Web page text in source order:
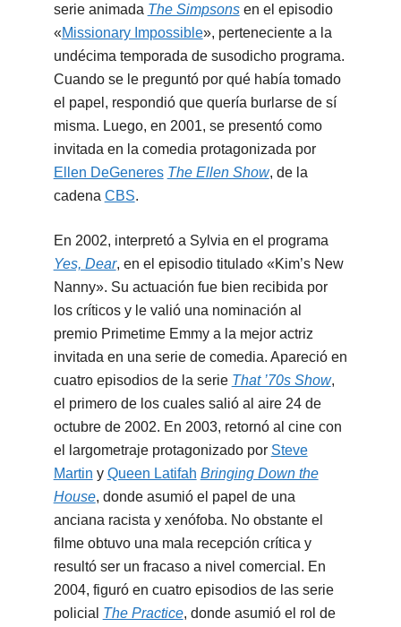
serie animada The Simpsonsen el episodio
«Missionary Impossible», perteneciente a la
undécima temporada de susodicho programa.
Cuando se le preguntó por qué había tomado
el papel, respondió que quería burlarse de sí
misma. Luego, en 2001, se presentó como
invitada en la comedia protagonizada por
Ellen DeGeneres The Ellen Show, de la
cadena CBS.
En 2002, interpretó a Sylvia en el programa
Yes, Dear, en el episodio titulado «Kim’s New
Nanny». Su actuación fue bien recibida por
los críticos y le valió una nominación al
premio Primetime Emmy a la mejor actriz
invitada en una serie de comedia. Apareció en
cuatro episodios de la serie That ’70s Show,
el primero de los cuales salió al aire 24 de
octubre de 2002. En 2003, retornó al cine con
el largometraje protagonizado por Steve
Martin y Queen Latifah Bringing Down the
House, donde asumió el papel de una
anciana racista y xenófoba. No obstante el
filme obtuvo una mala recepción crítica y
resultó ser un fracaso a nivel comercial. En
2004, figuró en cuatro episodios de las serie
policial The Practice, donde asumió el rol de